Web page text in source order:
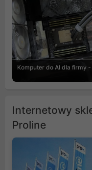
Komputer do AI dla firmy
Internetowy
Proline